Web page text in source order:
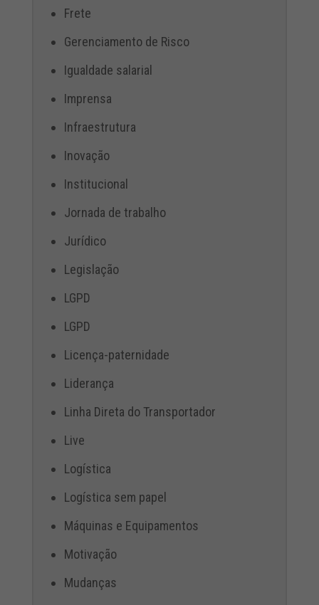
Frete
Gerenciamento de Risco
Igualdade salarial
Imprensa
Infraestrutura
Inovação
Institucional
Jornada de trabalho
Jurídico
Legislação
LGPD
LGPD
Licença-paternidade
Liderança
Linha Direta do Transportador
Live
Logística
Logística sem papel
Máquinas e Equipamentos
Motivação
Mudanças